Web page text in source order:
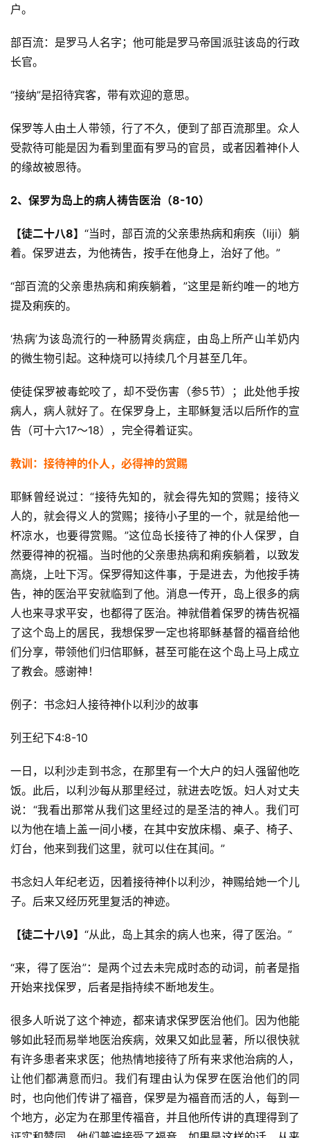
户。
部百流：是罗马人名字；他可能是罗马帝国派驻该岛的行政
长官。
“接纳”是招待宾客，带有欢迎的意思。
保罗等人由土人带领，行了不久，便到了部百流那里。众人
受款待可能是因为看到里面有罗马的官员，或者因着神仆人
的缘故被恩待。
2、保罗为岛上的病人祷告医治（8-10）
【徒二十八8】“当时，部百流的父亲患热病和痢疾（liji）躺
着。保罗进去，为他祷告，按手在他身上，治好了他。”
“部百流的父亲患热病和痢疾躺着，”这里是新约唯一的地方
提及痢疾的。
‘热病’为该岛流行的一种肠胃炎病症，由岛上所产山羊奶内
的微生物引起。这种烧可以持续几个月甚至几年。
使徒保罗被毒蛇咬了，却不受伤害（参5节）；此处他手按
病人，病人就好了。在保罗身上，主耶稣复活以后所作的宣
告（可十六17～18），完全得着证实。
教训：接待神的仆人，必得神的赏赐
耶稣曾经说过：“接待先知的，就会得先知的赏赐；接待义
人的，就会得义人的赏赐；接待小子里的一个，就是给他一
杯凉水，也要得赏赐。”这位岛长接待了神的仆人保罗，自
然要得神的祝福。当时他的父亲患热病和痢疾躺着，以致发
高烧，上吐下泻。保罗得知这件事，于是进去，为他按手祷
告，神的医治平安就临到了他。消息一传开，岛上很多的病
人也来寻求平安，也都得了医治。神就借着保罗的祷告祝福
了这个岛上的居民，我想保罗一定也将耶稣基督的福音给他
们分享，带领他们归信耶稣，甚至可能在这个岛上马上成立
了教会。感谢神！
例子：书念妇人接待神仆以利沙的故事
列王纪下4:8-10
一日，以利沙走到书念，在那里有一个大户的妇人强留他吃
饭。此后，以利沙每从那里经过，就进去吃饭。妇人对丈夫
说：“我看出那常从我们这里经过的是圣洁的神人。我们可
以为他在墙上盖一间小楼，在其中安放床榻、桌子、椅子、
灯台，他来到我们这里，就可以住在其间。”
书念妇人年纪老迈，因着接待神仆以利沙，神赐给她一个儿
子。后来又经历死里复活的神迹。
【徒二十八9】 “从此，岛上其余的病人也来，得了医治。”
“来，得了医治”：是两个过去未完成时态的动词，前者是指
开始来找保罗，后者是指持续不断地发生。
很多人听说了这个神迹，都来请求保罗医治他们。因为他能
够如此轻而易举地医治疾病，效果又如此显著，所以很快就
有许多患者来求医；他热情地接待了所有来求他治病的人，
让他们都满意而归。我们有理由认为保罗在医治他们的同
时，也向他们传讲了福音，保罗是为福音而活的人，每到一
个地方，必定为在那里传福音，并且他所传讲的真理得到了